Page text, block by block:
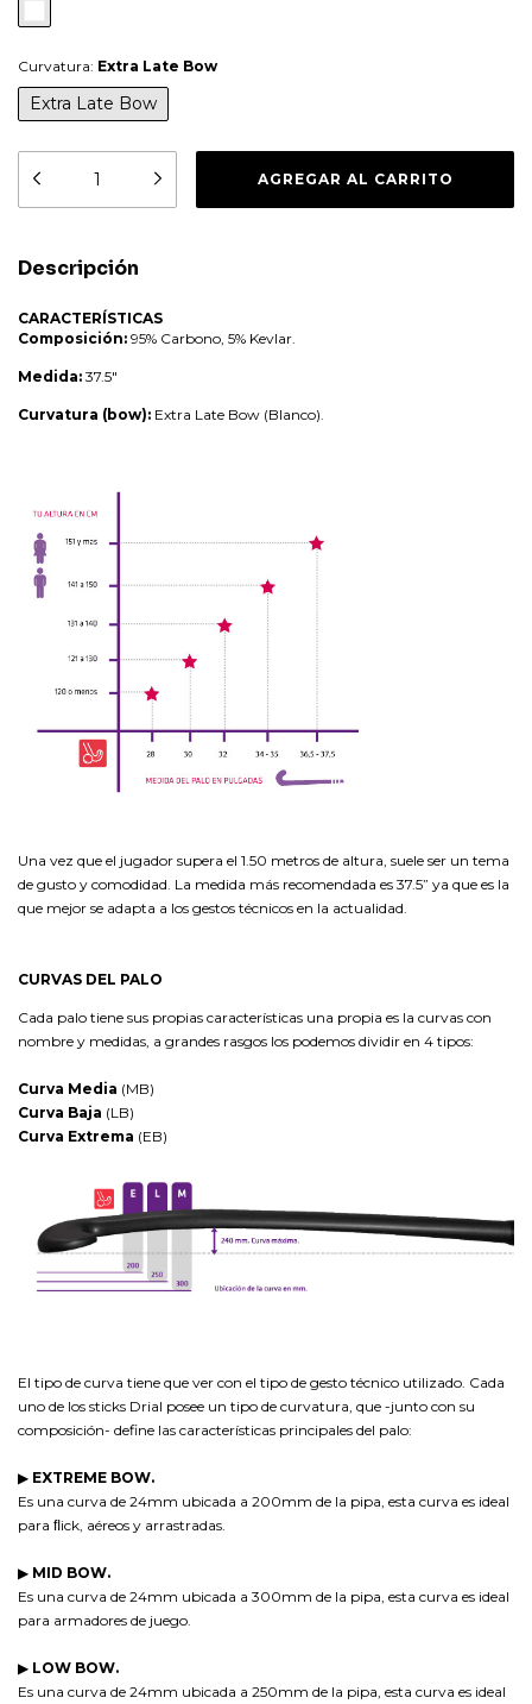
Curvatura: Extra Late Bow
Extra Late Bow
Descripción
CARACTERÍSTICAS
Composición: 95% Carbono, 5% Kevlar.
Medida: 37.5″
Curvatura (bow): Extra Late Bow (Blanco).
Una vez que el jugador supera el 1.50 metros de altura, suele ser un tema
de gusto y comodidad. La medida más recomendada es 37.5” ya que es la
que mejor se adapta a los gestos técnicos en la actualidad.
CURVAS DEL PALO
Cada palo tiene sus propias características una propia es la curvas con
nombre y medidas, a grandes rasgos los podemos dividir en 4 tipos:
Curva Media (MB)
Curva Baja (LB)
Curva Extrema (EB)
El tipo de curva tiene que ver con el tipo de gesto técnico utilizado. Cada
uno de los sticks Drial posee un tipo de curvatura, que -junto con su
composición- define las características principales del palo:
▶ EXTREME BOW.
Es una curva de 24mm ubicada a 200mm de la pipa, esta curva es ideal
para ﬂick, aéreos y arrastradas.
▶ MID BOW.
Es una curva de 24mm ubicada a 300mm de la pipa, esta curva es ideal
para armadores de juego.
▶ LOW BOW.
Es una curva de 24mm ubicada a 250mm de la pipa, esta curva es ideal